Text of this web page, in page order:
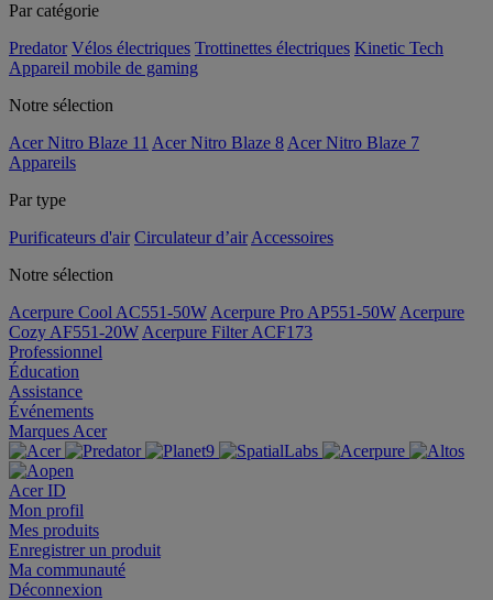
Par catégorie
Predator Vélos électriques Trottinettes électriques Kinetic Tech
Appareil mobile de gaming
Notre sélection
Acer Nitro Blaze 11 Acer Nitro Blaze 8 Acer Nitro Blaze 7
Appareils
Par type
Purificateurs d'air Circulateur d’air Accessoires
Notre sélection
Acerpure Cool AC551-50W Acerpure Pro AP551-50W Acerpure
Cozy AF551-20W Acerpure Filter ACF173
Professionnel
Éducation
Assistance
Événements
Marques Acer
Acer ID
Mon profil
Mes produits
Enregistrer un produit
Ma communauté
Déconnexion